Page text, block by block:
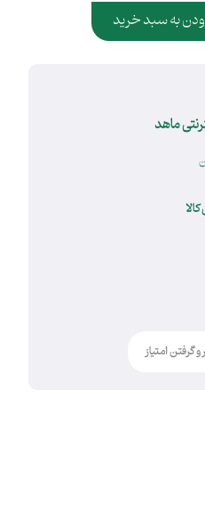
به سبد خرید
ماهد
گرفتن امتیاز